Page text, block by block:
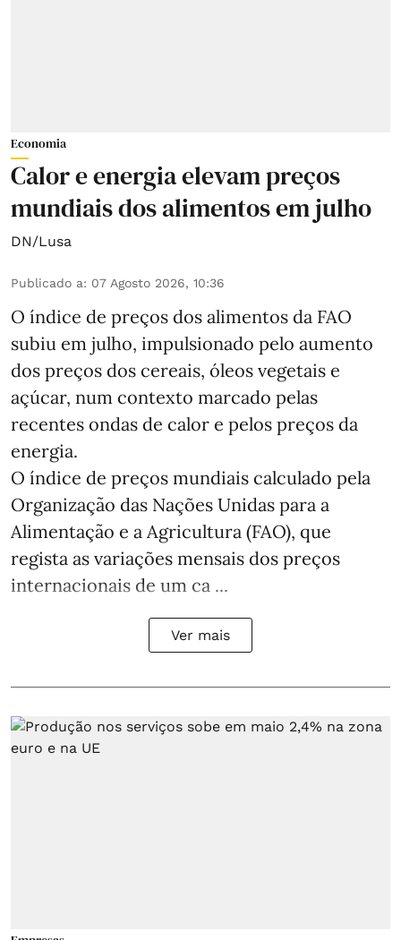
Economia
Calor e energia elevam preços
mundiais dos alimentos em julho
DN/Lusa
Publicado a: 07 Agosto 2026, 10:36
O índice de preços dos alimentos da FAO
subiu em julho, impulsionado pelo aumento
dos preços dos cereais, óleos vegetais e
açúcar, num contexto marcado pelas
recentes ondas de calor e pelos preços da
energia.
O índice de preços mundiais calculado pela
Organização das Nações Unidas para a
Alimentação e a Agricultura (FAO), que
regista as variações mensais dos preços
internacionais de um ca ...
Ver mais